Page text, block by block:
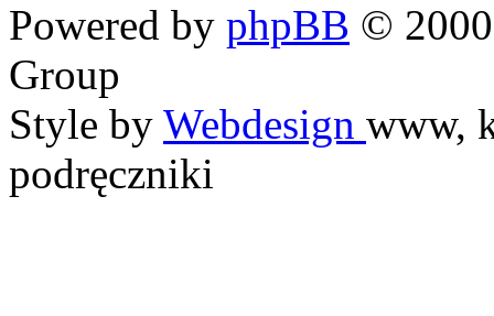
Powered by phpBB ©
Group
Style by Webdesign www,
podręczniki